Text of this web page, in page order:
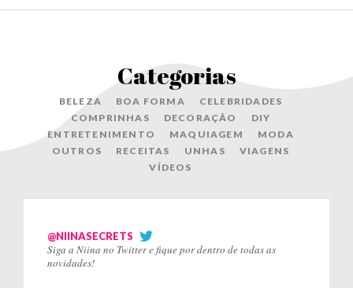
Categorias
BELEZA BOA FORMA
CELEBRIDADES
COMPRINHAS
DECORAÇÃO
DIY
ENTRETENIMENTO
MAQUIAGEM
MODA
OUTROS
RECEITAS UNHAS
VIAGENS
VÍDEOS
@NIINASECRETS
Siga a Niina no Twitter e fique por dentro de todas as
novidades!